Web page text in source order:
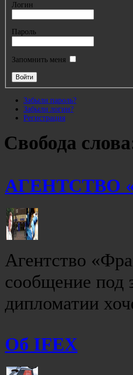
Логин
Пароль
Запомнить меня
Забыли пароль?
Забыли логин?
Регистрация
Свобода
АГЕНТСТВО
Агентство
сообщение под
дипломатии
Об IFEX